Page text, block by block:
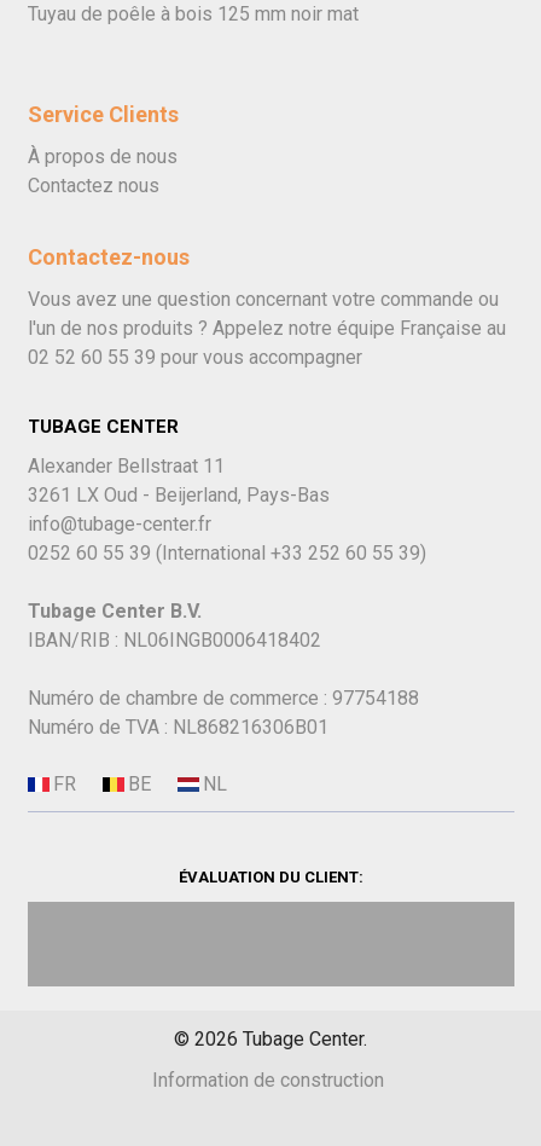
Tuyau de poêle à bois 125 mm noir mat
Service Clients
À propos de nous
Contactez nous
Contactez-nous
Vous avez une question concernant votre commande ou
l'un de nos produits ? Appelez notre équipe Française au
02 52 60 55 39 pour vous accompagner
TUBAGE CENTER
Alexander Bellstraat 11
3261 LX Oud - Beijerland, Pays-Bas
info@tubage-center.fr
0252 60 55 39 (International +33 252 60 55 39)
Tubage Center B.V.
IBAN/RIB : NL06INGB0006418402
Numéro de chambre de commerce : 97754188
Numéro de TVA : NL868216306B01
ÉVALUATION DU CLIENT:
© 2026 Tubage Center.
Information de construction